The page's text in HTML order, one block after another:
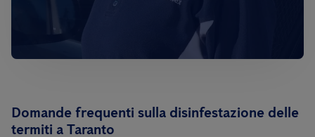
Domande frequenti sulla disinfestazione delle
termiti a Taranto